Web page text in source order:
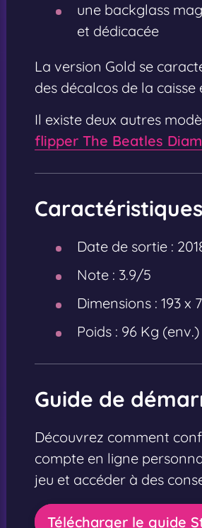
une backglass
et dédicacée
La version Gold se
des décalcos de la
Il existe deux autres
flipper The Beatles
Caractéristiques
Date de sortie :
Note : 3.9/5
Dimensions : 193 x
Poids : 96 Kg (env.)
Guide de
Découvrez comment
compte en ligne
jeu et accéder à des
Télécharger le guide